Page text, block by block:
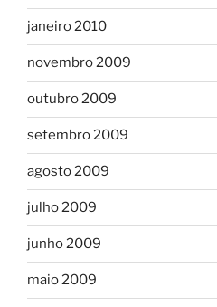
janeiro 2010
novembro 2009
outubro 2009
setembro 2009
agosto 2009
julho 2009
junho 2009
maio 2009